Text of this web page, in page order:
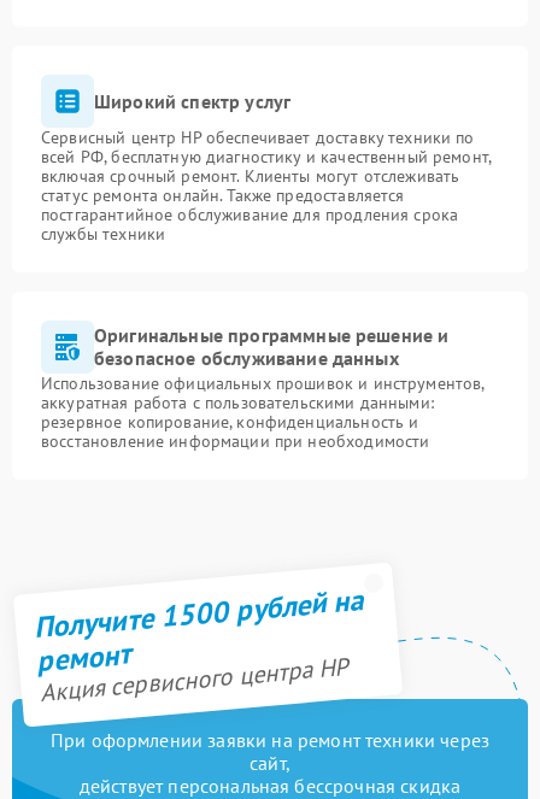
Широкий спектр услуг
Сервисный центр HP обеспечивает доставку техники по
всей РФ, бесплатную диагностику и качественный ремонт,
включая срочный ремонт. Клиенты могут отслеживать
статус ремонта онлайн. Также предоставляется
постгарантийное обслуживание для продления срока
службы техники
Оригинальные программные решение и
безопасное обслуживание данных
Использование официальных прошивок и инструментов,
аккуратная работа с пользовательскими данными:
резервное копирование, конфиденциальность и
восстановление информации при необходимости
Получите 1500 рублей на
ремонт
Акция сервисного центра HP
При оформлении заявки на ремонт техники через
сайт,
действует персональная бессрочная скидка